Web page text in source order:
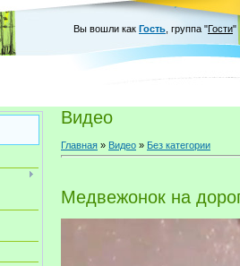
Вы вошли как Гость группа "Гости"
Видео
Главная » Видео » Без категории
Медвежонок на